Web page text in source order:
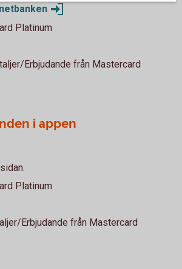
Platinum
Erbjudande från Mastercard
i appen
Platinum
Erbjudande från Mastercard